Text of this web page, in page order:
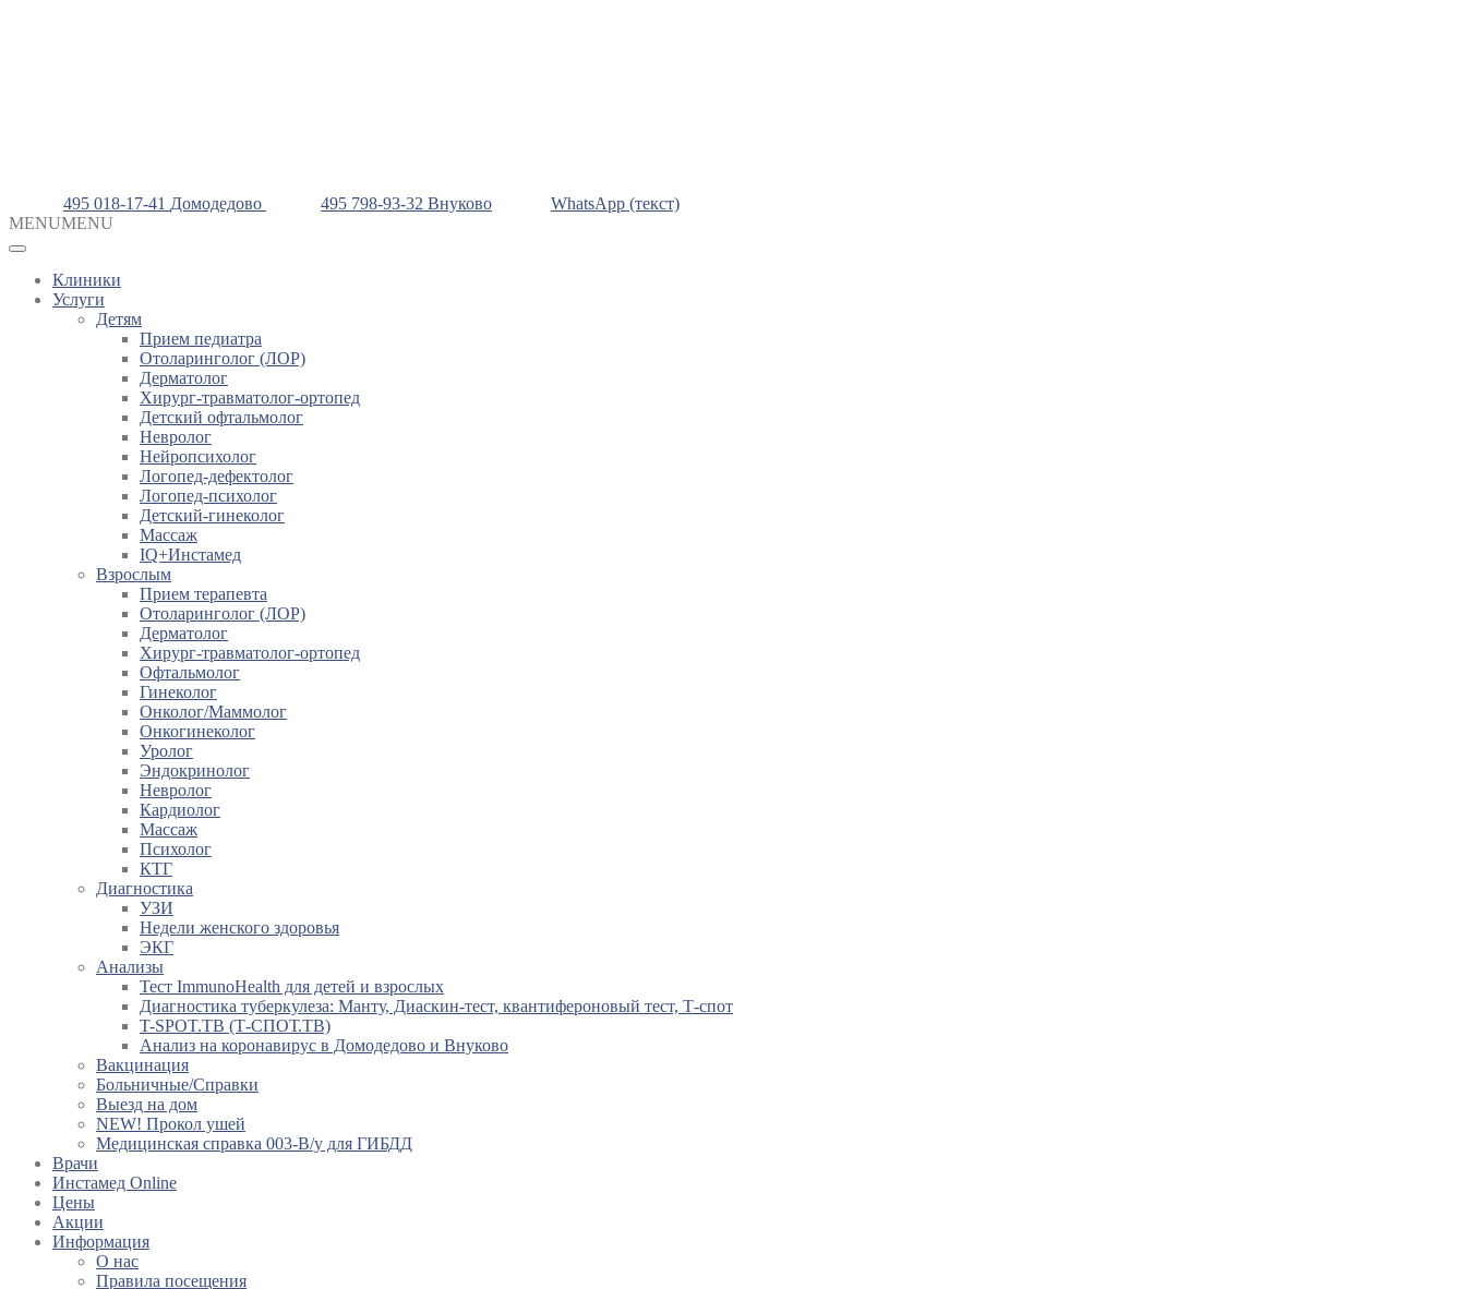
495 018-17-41 Домодедово 495 798-93-32 Внуково
WhatsApp (текст)
MENUMENU
Клиники
Услуги
Детям
Прием педиатра
Отоларинголог (ЛОР)
Дерматолог
Хирург-травматолог-ортопед
Детский офтальмолог
Невролог
Нейропсихолог
Логопед-дефектолог
Логопед-психолог
Детский-гинеколог
Массаж
IQ+Инстамед
Взрослым
Прием терапевта
Отоларинголог (ЛОР)
Дерматолог
Хирург-травматолог-ортопед
Офтальмолог
Гинеколог
Онколог/Маммолог
Онкогинеколог
Уролог
Эндокринолог
Невролог
Кардиолог
Массаж
Психолог
КТГ
Диагностика
УЗИ
Недели женского здоровья
ЭКГ
Анализы
Тест ImmunoHealth для детей и взрослых
Диагностика туберкулеза: Манту, Диаскин-тест, квантифероновый тест, Т-спот
T-SPOT.TB (Т-СПОТ.ТВ)
Анализ на коронавирус в Домодедово и Внуково
Вакцинация
Больничные/Справки
Выезд на дом
NEW! Прокол ушей
Медицинская справка 003-В/у для ГИБДД
Врачи
Инстамед Online
Цены
Акции
Информация
О нас
Правила посещения